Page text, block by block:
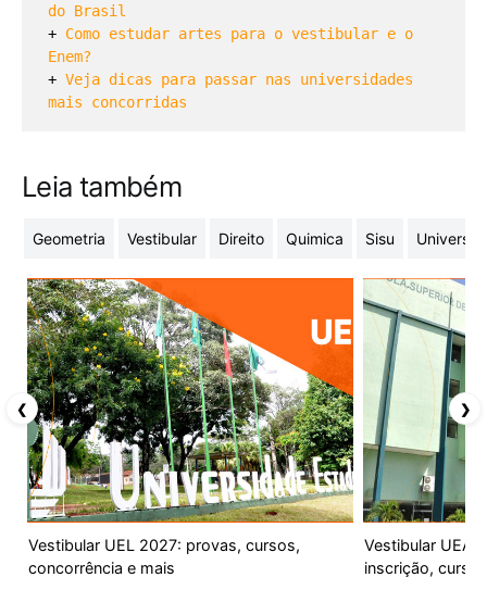
do Brasil
+ Como estudar artes para o vestibular e o
Enem?
+ Veja dicas para passar nas universidades
mais concorridas
Leia também
Geometria Vestibular Direito Quimica Sisu
Vestibular UEL 2027: provas, cursos,
concorrência e mais
Vestibular UEA
inscrição,
❮ ❯